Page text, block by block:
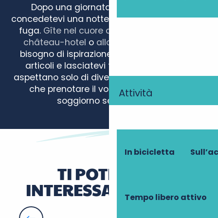
Attività
In bicicletta
Tempo libero attivo
Dopo una giornata ricca di scoperte,
concedetevi una notte all’altezza della vostra
fuga. Gîte nel cuore della natura
château-hotel o alloggio insolito
bisogno di ispirazione? Tuffatevi nei nostri
articoli e lasciatevi tentare da idee che
aspettano solo di diventare realtà. Non resta
che prenotare il vostro bozzolo per un
soggiorno senza tempo!
Le Grand Presbytère de Beaulieu
La Douce Oasis
Gîte d'étape et de séjour "Le Relais des Jonquilles"
Château de Détilly
Camping Le Jardin Botanique
Westotel Tours - Val de Loire
Gite des Tilleuls
TI POTREBBE
INTERESSARE ANCHE